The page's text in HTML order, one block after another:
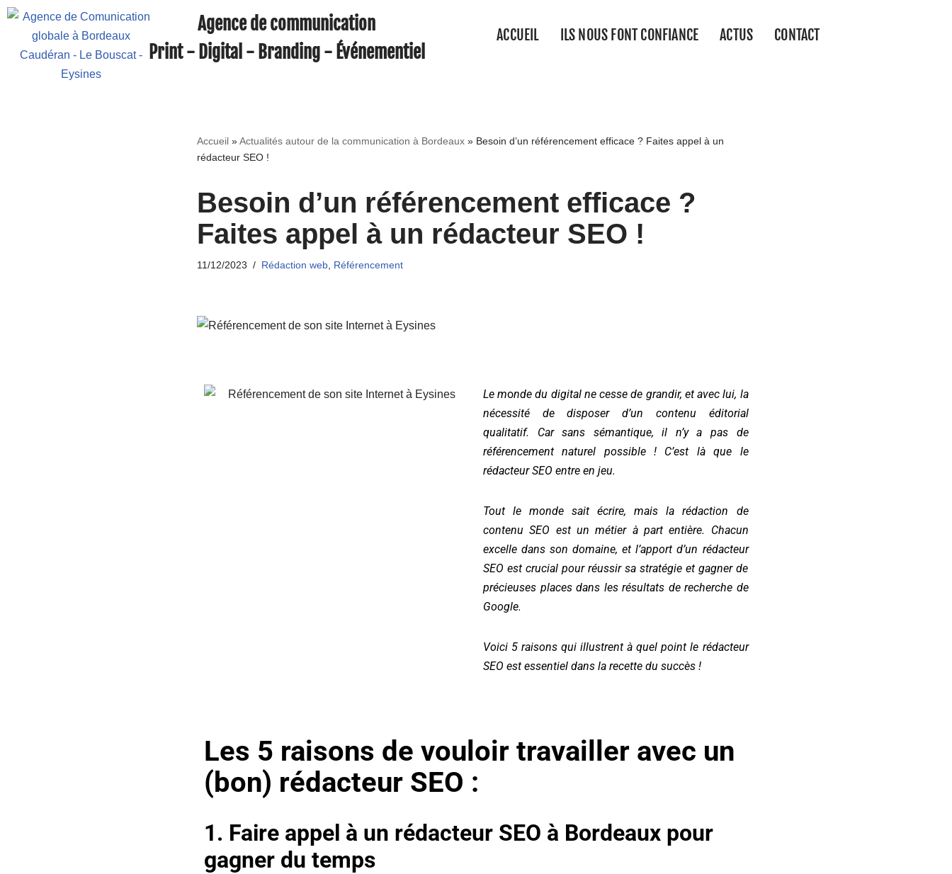
Aller
au
Agence de communication
Print - Digital - Branding - Événementiel
ACCUEIL ILS NOUS FONT CONFIANCE ACTUS CONTACT
Accueil»Actualités autour de la communication à Bordeaux» Besoin d’un référencement efficace ? Faites appel à un
rédacteur SEO !
Besoin d’un référencement efficace ?
Faites appel à un rédacteur SEO !
11/12/2023 Rédaction web, Référencement
Le monde du digital ne cesse de grandir, et avec lui, la
nécessité de disposer d’un contenu éditorial
qualitatif. Car sans sémantique, il n’y a pas de
référencement naturel possible ! C’est là que le
rédacteur SEO entre en jeu.
Tout le monde sait écrire, mais la rédaction de
contenu SEO est un métier à part entière. Chacun
excelle dans son domaine, et l’apport d’un rédacteur
SEO est crucial pour réussir sa stratégie et gagner de
précieuses places dans les résultats de recherche de
Google.
Voici 5 raisons qui illustrent à quel point le rédacteur
SEO est essentiel dans la recette du succès !
Les 5 raisons de vouloir travailler avec un
(bon) rédacteur SEO :
1. Faire appel à un rédacteur SEO à Bordeaux pour
gagner du temps